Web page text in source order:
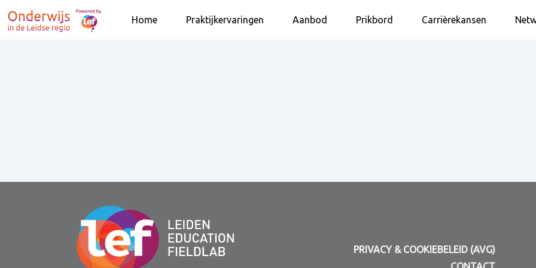
Home Praktijkervaringen Aanbod Prikbord Carrièrekansen
PRIVACY & COOKIEBELEID (AVG)